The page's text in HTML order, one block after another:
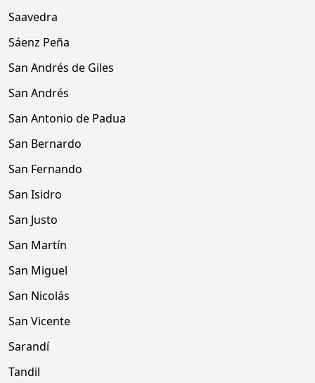
Saavedra
Sáenz Peña
San Andrés de Giles
San Andrés
San Antonio de Padua
San Bernardo
San Fernando
San Isidro
San Justo
San Martín
San Miguel
San Nicolás
San Vicente
Sarandí
Tandil